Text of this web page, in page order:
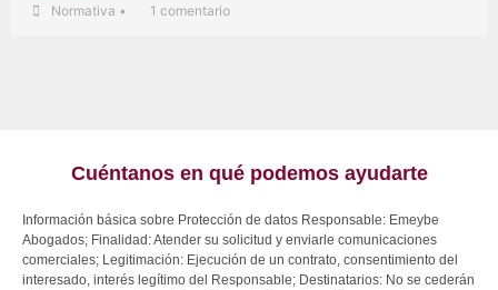
Normativa • 1 comentario
Cuéntanos en qué podemos ayudarte
Información básica sobre Protección de datos Responsable: Emeybe
Abogados; Finalidad: Atender su solicitud y enviarle comunicaciones
comerciales; Legitimación: Ejecución de un contrato, consentimiento del
interesado, interés legítimo del Responsable; Destinatarios: No se cederán